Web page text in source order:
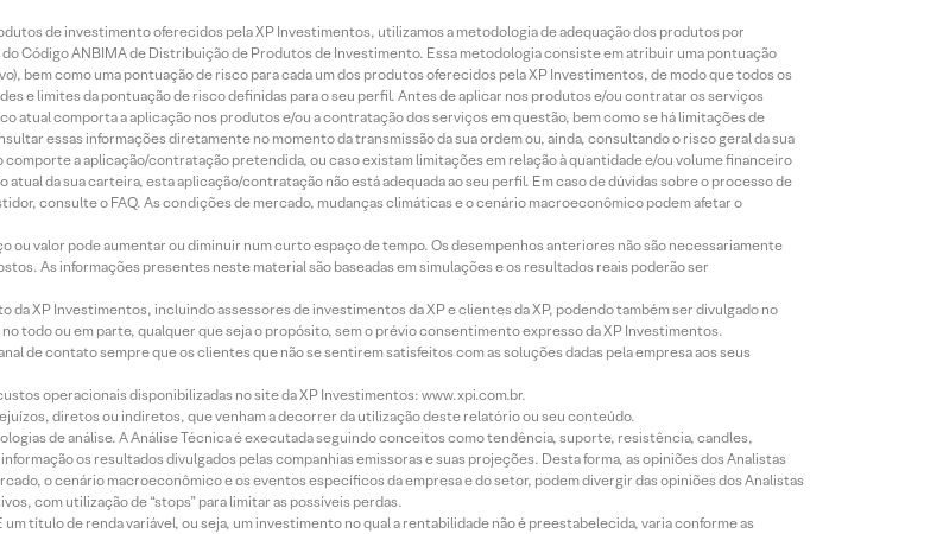
de investimento oferecidos pela XP Investimentos, utilizamos a metodologia de adequação dos produtos por
Código ANBIMA de Distribuição de Produtos de Investimento. Essa metodologia consiste em atribuir uma pontuação
bem como uma pontuação de risco para cada um dos produtos oferecidos pela XP Investimentos, de modo que todos os
e limites da pontuação de risco definidas para o seu perfil. Antes de aplicar nos produtos e/ou contratar os serviços
atual comporta a aplicação nos produtos e/ou a contratação dos serviços em questão, bem como se há limitações de
essas informações diretamente no momento da transmissão da sua ordem ou, ainda, consultando o risco geral da sua
a aplicação/contratação pretendida, ou caso existam limitações em relação à quantidade e/ou volume financeiro
da sua carteira, esta aplicação/contratação não está adequada ao seu perfil. Em caso de dúvidas sobre o processo de
consulte o FAQ. As condições de mercado, mudanças climáticas e o cenário macroeconômico podem afetar o
valor pode aumentar ou diminuir num curto espaço de tempo. Os desempenhos anteriores não são necessariamente
As informações presentes neste material são baseadas em simulações e os resultados reais poderão ser
XP Investimentos, incluindo assessores de investimentos da XP e clientes da XP, podendo também ser divulgado no
todo ou em parte, qualquer que seja o propósito, sem o prévio consentimento expresso da XP Investimentos.
de contato sempre que os clientes que não se sentirem satisfeitos com as soluções dadas pela empresa aos seus
operacionais disponibilizadas no site da XP Investimentos: www.xpi.com.br.
diretos ou indiretos, que venham a decorrer da utilização deste relatório ou seu conteúdo.
de análise. A Análise Técnica é executada seguindo conceitos como tendência, suporte, resistência, candles,
os resultados divulgados pelas companhias emissoras e suas projeções. Desta forma, as opiniões dos Analistas
o cenário macroeconômico e os eventos específicos da empresa e do setor, podem divergir das opiniões dos Analistas
com utilização de “stops” para limitar as possíveis perdas.
título de renda variável, ou seja, um investimento no qual a rentabilidade não é preestabelecida, varia conforme as